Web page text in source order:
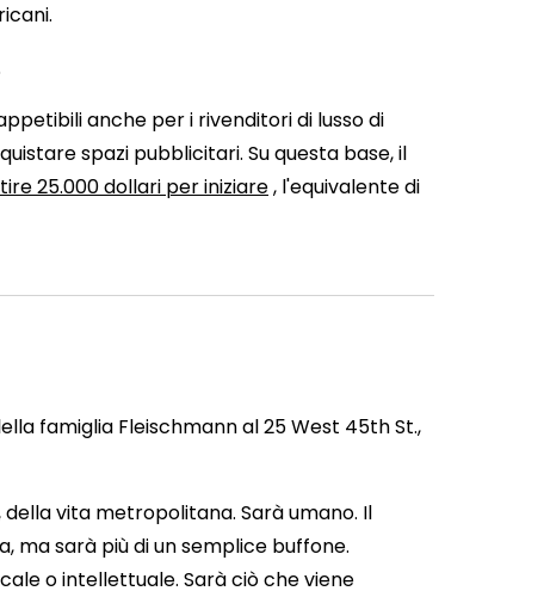
anche per i rivenditori di lusso di
spazi pubblicitari. Su questa base, il
25.000 dollari per iniziare, l'equivalente di
famiglia Fleischmann al 25 West 45th St.,
della vita metropolitana. Sarà umano. Il
ma sarà più di un semplice buffone.
o intellettuale. Sarà ciò che viene